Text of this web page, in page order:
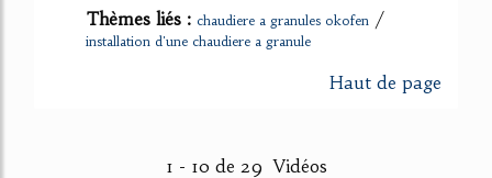
Thèmes liés : chaudiere a granules okofen /
installation d'une chaudiere a granule
Haut de page
1 - 10 de 29 Vidéos